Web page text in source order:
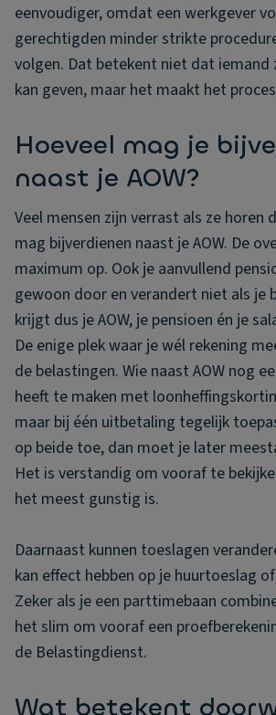
eenvoudiger, omdat een werkgever
gerechtigden minder strikte
volgen. Dat betekent niet dat iemand
kan geven, maar het maakt het
Hoeveel mag je
naast je AOW?
Veel mensen zijn verrast als ze horen
mag bijverdienen naast je AOW. De
maximum op. Ook je aanvullend
gewoon door en verandert niet als je
krijgt dus je AOW, je pensioen én je
De enige plek waar je wél rekening
de belastingen. Wie naast AOW nog
heeft te maken met
maar bij één uitbetaling tegelijk
op beide toe, dan moet je later
Het is verstandig om vooraf te
het meest gunstig is.
Daarnaast kunnen toeslagen
kan effect hebben op je huurtoeslag
Zeker als je een parttimebaan
het slim om vooraf een
de Belastingdienst.
Wat betekent